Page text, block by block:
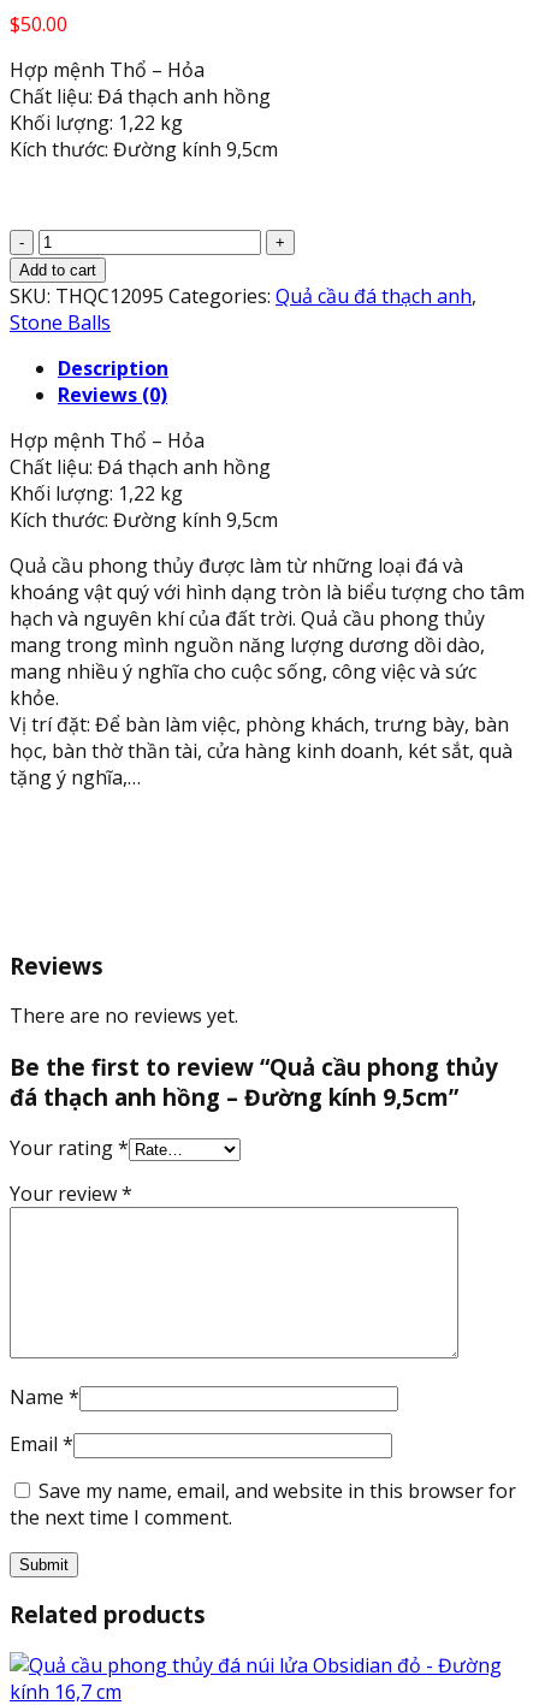
$50.00
Hợp mệnh Thổ – Hỏa
Chất liệu: Đá thạch anh hồng
Khối lượng: 1,22 kg
Kích thước: Đường kính 9,5cm
Quả
cầu
phong
thủy
thạch
anh
-
Đường
kính
9,5cm
quantity
Add to cart
SKU: THQC12095 Categories: Quả cầu đá thạch anh,
Stone Balls
Description
Reviews (0)
Hợp mệnh Thổ – Hỏa
Chất liệu: Đá thạch anh hồng
Khối lượng: 1,22 kg
Kích thước: Đường kính 9,5cm
Quả cầu phong thủy được làm từ những loại đá và
khoáng vật quý với hình dạng tròn là biểu tượng cho tâm
hạch và nguyên khí của đất trời. Quả cầu phong thủy
mang trong mình nguồn năng lượng dương dồi dào,
mang nhiều ý nghĩa cho cuộc sống, công việc và sức
khỏe.
Vị trí đặt: Để bàn làm việc, phòng khách, trưng bày, bàn
học, bàn thờ thần tài, cửa hàng kinh doanh, két sắt, quà
tặng ý nghĩa,…
Reviews
There are no reviews yet.
Be the first to review “Quả cầu phong thủy
đá thạch anh hồng – Đường kính 9,5cm”
Your rating*
Your review*
Name *
Email *
Save my name, email, and website in this browser for
the next time I comment.
Related products